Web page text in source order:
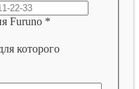
Furuno *
которого